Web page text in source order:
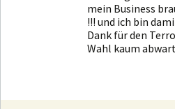
mein Business
!!! und ich bin
Dank für den
Wahl kaum